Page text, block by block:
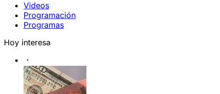
Videos
Programación
Programas
Hoy interesa